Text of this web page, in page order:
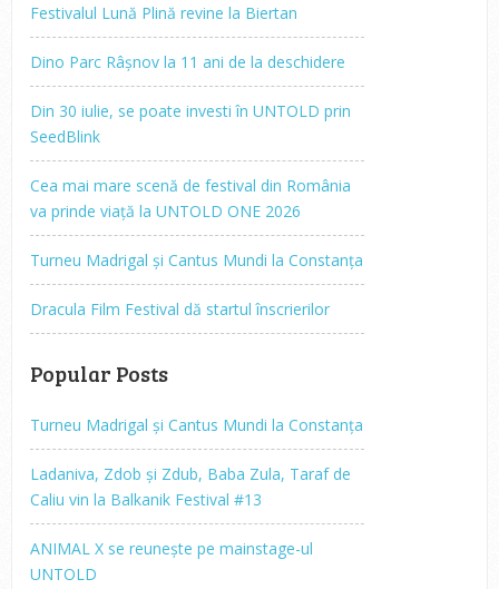
Festivalul Lună Plină revine la Biertan
Dino Parc Râșnov la 11 ani de la deschidere
Din 30 iulie, se poate investi în UNTOLD prin
SeedBlink
Cea mai mare scenă de festival din România
va prinde viață la UNTOLD ONE 2026
Turneu Madrigal și Cantus Mundi la Constanța
Dracula Film Festival dă startul înscrierilor
Popular Posts
Turneu Madrigal și Cantus Mundi la Constanța
Ladaniva, Zdob și Zdub, Baba Zula, Taraf de
Caliu vin la Balkanik Festival #13
ANIMAL X se reunește pe mainstage-ul
UNTOLD